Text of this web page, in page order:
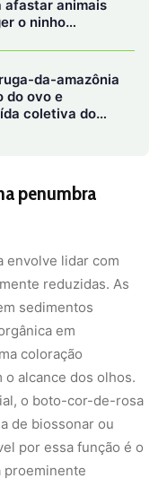
sedimentos
coloração
alcance dos olhos.
o boto-cor-de-rosa
por essa função é o
como uma lente
estalidos sonoros
e são
boto, que os
O cérebro do
em tempo real,
detalhado
tão refinado que
presa viva de um
mesmo na escuridão
focadas na